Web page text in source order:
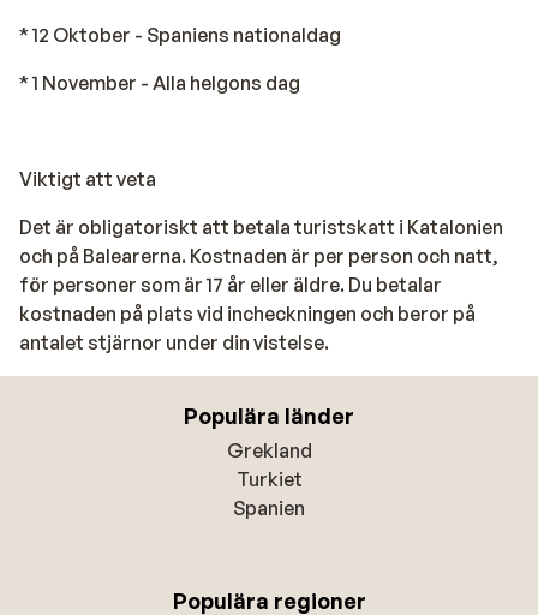
* 12 Oktober - Spaniens nationaldag
* 1 November - Alla helgons dag
Viktigt att veta
Det är obligatoriskt att betala turistskatt i Katalonien
och på Balearerna. Kostnaden är per person och natt,
för personer som är 17 år eller äldre. Du betalar
kostnaden på plats vid incheckningen och beror på
antalet stjärnor under din vistelse.
Populära länder
Grekland
Turkiet
Spanien
Populära regioner